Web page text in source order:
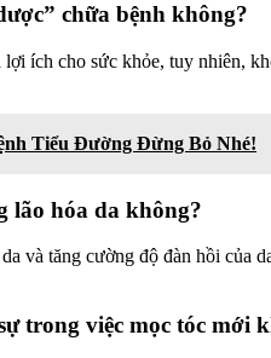
chữa bệnh không?
ích cho sức khỏe, tuy nhiên,
Tiểu Đường Đừng Bỏ Nhé!
lão hóa da không?
và tăng cường độ đàn hồi của
trong việc mọc tóc mới